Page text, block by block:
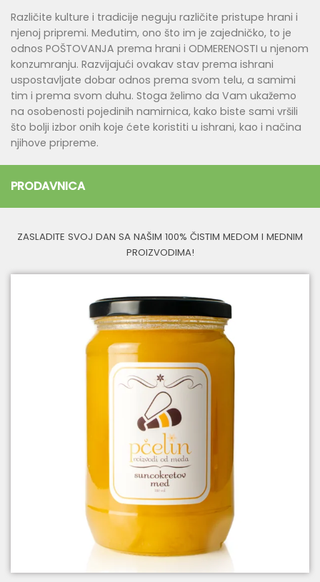
Različite kulture i tradicije neguju različite pristupe hrani i
njenoj pripremi. Međutim, ono što im je zajedničko, to je
odnos POŠTOVANJA prema hrani i ODMERENOSTI u njenom
konzumranju. Razvijajući ovakav stav prema ishrani
uspostavljate dobar odnos prema svom telu, a samimi
tim i prema svom duhu. Stoga želimo da Vam ukažemo
na osobenosti pojedinih namirnica, kako biste sami vršili
što bolji izbor onih koje ćete koristiti u ishrani, kao i načina
njihove pripreme.
PRODAVNICA
ZASLADITE SVOJ DAN SA NAŠIM 100% ČISTIM MEDOM I MEDNIM
PROIZVODIMA!